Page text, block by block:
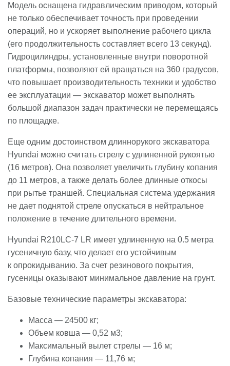
Модель оснащена гидравлическим приводом, который
не только обеспечивает точность при проведении
операций, но и ускоряет выполнение рабочего цикла
(его продолжительность составляет всего 13 секунд).
Гидроцилиндры, установленные внутри поворотной
платформы, позволяют ей вращаться на 360 градусов,
что повышает производительность техники и удобство
ее эксплуатации — экскаватор может выполнять
большой диапазон задач практически не перемещаясь
по площадке.
Еще одним достоинством длиннорукого экскаватора
Hyundai можно считать стрелу с удлиненной рукоятью
(16 метров). Она позволяет увеличить глубину копания
до 11 метров, а также делать более длинные откосы
при рытье траншей. Специальная система удержания
не дает поднятой стреле опускаться в нейтральное
положение в течение длительного времени.
Hyundai R210LC-7 LR имеет удлиненную на 0.5 метра
гусеничную базу, что делает его устойчивым
к опрокидыванию. За счет резинового покрытия,
гусеницы оказывают минимальное давление на грунт.
Базовые технические параметры экскаватора:
Масса — 24500 кг;
Объем ковша — 0,52 м3;
Максимальный вылет стрелы — 16 м;
Глубина копания — 11,76 м;